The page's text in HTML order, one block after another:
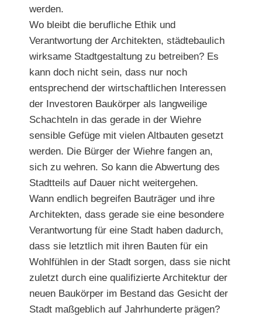
werden.
Wo bleibt die berufliche Ethik und
Verantwortung der Architekten, städtebaulich
wirksame Stadtgestaltung zu betreiben? Es
kann doch nicht sein, dass nur noch
entsprechend der wirtschaftlichen Interessen
der Investoren Baukörper als langweilige
Schachteln in das gerade in der Wiehre
sensible Gefüge mit vielen Altbauten gesetzt
werden. Die Bürger der Wiehre fangen an,
sich zu wehren. So kann die Abwertung des
Stadtteils auf Dauer nicht weitergehen.
Wann endlich begreifen Bauträger und ihre
Architekten, dass gerade sie eine besondere
Verantwortung für eine Stadt haben dadurch,
dass sie letztlich mit ihren Bauten für ein
Wohlfühlen in der Stadt sorgen, dass sie nicht
zuletzt durch eine qualifizierte Architektur der
neuen Baukörper im Bestand das Gesicht der
Stadt maßgeblich auf Jahrhunderte prägen?